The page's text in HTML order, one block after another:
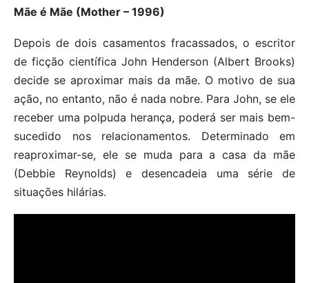
Mãe é Mãe (Mother – 1996)
Depois de dois casamentos fracassados, o escritor
de ficção científica John Henderson (Albert Brooks)
decide se aproximar mais da mãe. O motivo de sua
ação, no entanto, não é nada nobre. Para John, se ele
receber uma polpuda herança, poderá ser mais bem-
sucedido nos relacionamentos. Determinado em
reaproximar-se, ele se muda para a casa da mãe
(Debbie Reynolds) e desencadeia uma série de
situações hilárias.